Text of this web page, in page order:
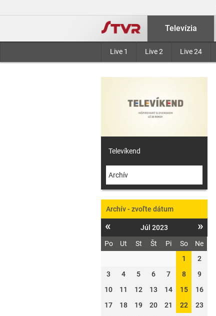
Televízia
Live 1 Live 2 Live 24
Televíkend
Archív
Archív - zvoľte dátum
« Júl 2023 »
Po Ut St Št Pi So
Ne
1
2
3
4 5 6 7 8
9
10
11 12 13 14 15
16
17
18 19 20 21 22
23